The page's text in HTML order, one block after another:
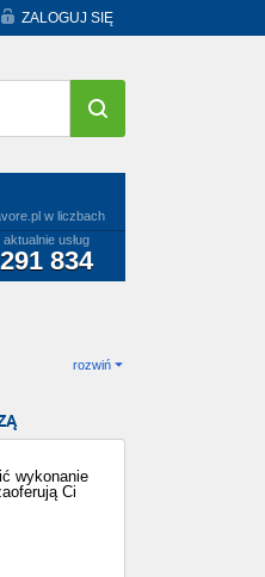
ZALOGUJ SIĘ
w liczbach
aktualnie usług
291 834
rozwiń
wykonanie
Ci